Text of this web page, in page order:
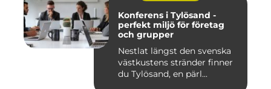
Konferens i Tylösand -
perfekt miljö för företag
och grupper
Nestlat längst den svenska
västkustens stränder finner
du Tylösand, en pärl...